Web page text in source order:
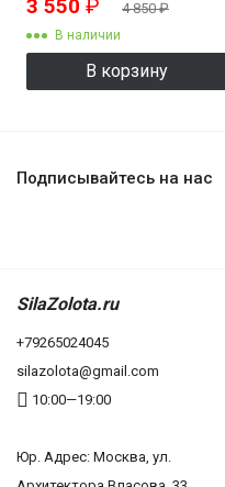
3 550 ₽ 4 850₽
В наличии
В корзину
Подписывайтесь на нас
SilaZolota.ru
+79265024045
silazolota@gmail.com
10:00—19:00
Юр. Адреc: Москва, ул.